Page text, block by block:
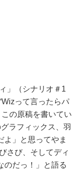
」（シナリオ＃1
って言ったらパ
の原稿を書いてい
ラフィックス、羽
よ」と思ってやま
さび、そしてディ
のだっ！」と語る